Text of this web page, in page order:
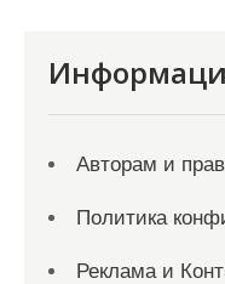
Авторам и
Политика
Реклама и